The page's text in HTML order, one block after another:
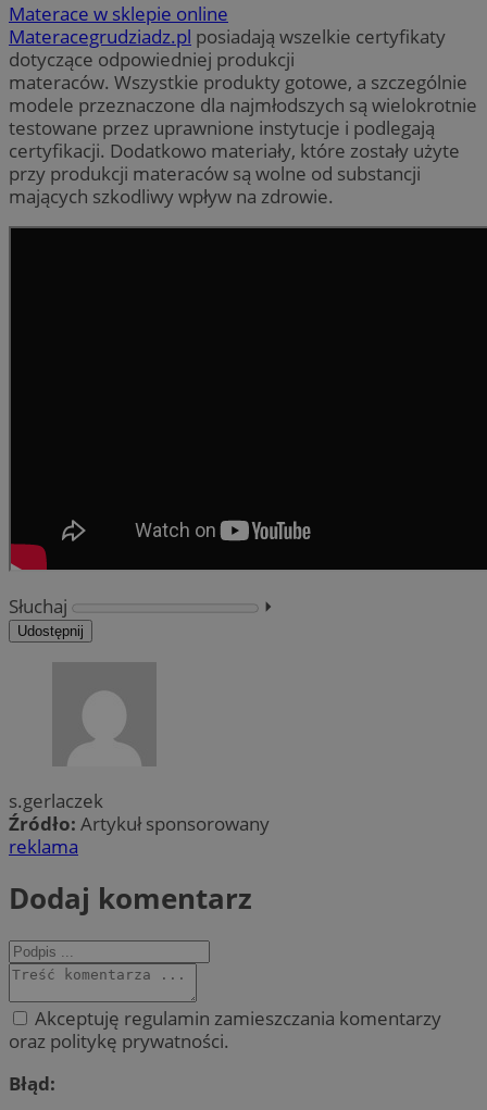
Materace w sklepie online
Materacegrudziadz.pl posiadają wszelkie certyfikaty
dotyczące odpowiedniej produkcji
materaców. Wszystkie produkty gotowe, a szczególnie
modele przeznaczone dla najmłodszych są wielokrotnie
testowane przez uprawnione instytucje i podlegają
certyfikacji. Dodatkowo materiały, które zostały użyte
przy produkcji materaców są wolne od substancji
mających szkodliwy wpływ na zdrowie.
Słuchaj ⏵︎
Udostępnij
s.gerlaczek
Źródło: Artykuł sponsorowany
reklama
Dodaj komentarz
Akceptuję regulamin zamieszczania komentarzy
oraz politykę prywatności.
Błąd: